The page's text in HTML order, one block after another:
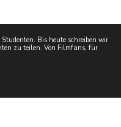
Bis heute schreiben wir
zu teilen. Von Filmfans, für